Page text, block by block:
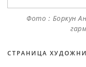
Фото : Боркун
СТРАНИЦА